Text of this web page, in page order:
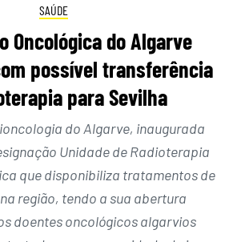
SAÚDE
Oncológica do Algarve
possível transferência
para Sevilha
do Algarve, inaugurada
Unidade de Radioterapia
que disponibiliza tratamentos de
região, tendo a sua abertura
doentes oncológicos algarvios